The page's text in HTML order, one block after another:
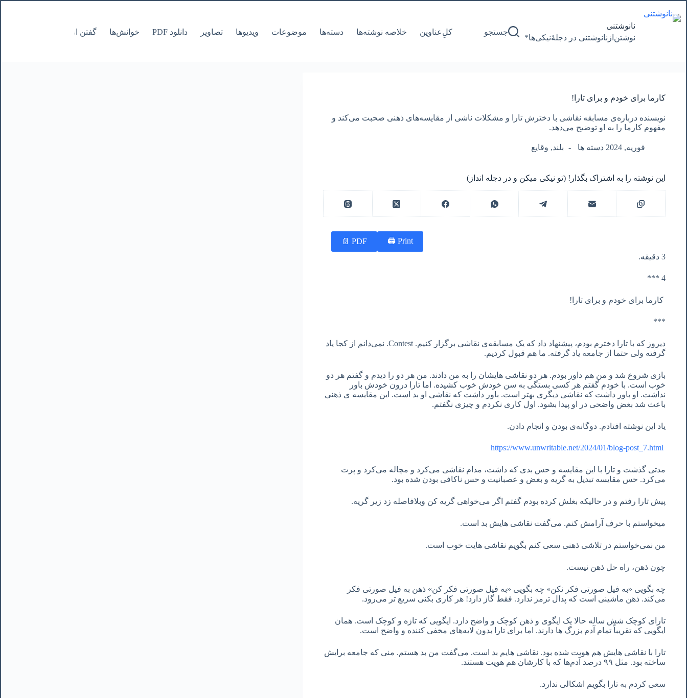
به
محتوا
نانوشتنی
نوشتن‌از‌نانوشتنی‌ در‌ دجلۀنیکی‌ها*
جستجو کل‌ِعناوین خلاصه نوشته‌ها دسته‌ها موضوعات ویدیوها تصاویر دانلود PDF خوانش‌ها گفتن از نانوشتنی
کارما برای خودم و برای تارا!
نویسنده درباره‌ی مسابقه نقاشی با دخترش تارا و مشکلات ناشی از مقایسه‌های ذهنی صحبت می‌کند و
مفهوم کارما را به او توضیح می‌دهد.
فوریه, 2024 دسته ها بلند, وقایع
این نوشته را به اشتراک بگذار! (تو نیکی میکن و در دجله انداز)
Print 🖨
PDF 📄
3 دقیقه.
4 ***
کارما برای خودم و برای تارا!
***
دیروز که با تارا دخترم بودم، پیشنهاد داد که یک مسابقه‌ی نقاشی برگزار کنیم. Contest. نمی‌دانم از کجا یاد
گرفته ولی حتما از جامعه یاد گرفته. ما هم قبول کردیم.
بازی شروع شد و من هم داور بودم. هر دو نقاشی هایشان را به من دادند. من هر دو را دیدم و گفتم هر دو
خوب است. با خودم گفتم هر کسی بستگی به سن خودش خوب کشیده. اما تارا درون خودش باور
نداشت. او باور داشت که نقاشی دیگری بهتر است. باور داشت که نقاشی او بد است. این مقایسه ی ذهنی
باعث شد بغض واضحی در او پیدا بشود. اول کاری نکردم و چیزی نگفتم.
یاد این نوشته افتادم. دوگانه‌ی بودن و انجام دادن.
https://www.unwritable.net/2024/01/blog-post_7.html
مدتی گذشت و تارا با این مقایسه و حس بدی که داشت، مدام نقاشی می‌کرد و مچاله می‌کرد و پرت
می‌کرد. حس مقایسه تبدیل به گریه و بغض و عصبانیت و حس ناکافی بودن شده بود.
پیش تارا رفتم و در حالیکه بغلش کرده بودم گفتم اگر می‌خواهی گریه کن وبلافاصله زد زیر گریه.
میخواستم با حرف آرامش کنم. می‌گفت نقاشی هایش بد است.
من نمی‌خواستم در تلاشی ذهنی سعی کنم بگویم نقاشی هایت خوب است.
چون ذهن، راه حل ذهن نیست.
چه بگویی «به فیل صورتی فکر نکن» چه بگویی «به فیل صورتی فکر کن» ذهن به فیل صورتی فکر
می‌کند. ذهن ماشینی است که پدال ترمز ندارد. فقط گاز دارد! هر کاری بکنی سریع تر می‌رود.
تارای کوچک شش ساله حالا یک ایگوی و ذهن کوچک و واضح دارد. ایگویی که تازه و کوچک است. همان
ایگویی که تقریباً تمام آدم بزرگ ها دارند. اما برای تارا بدون لایه‌های مخفی کننده و واضح است.
تارا با نقاشی هایش هم هویت شده بود. نقاشی هایم بد است. می‌گفت من بد هستم. منی که جامعه برایش
ساخته بود. مثل ٩٩ درصد آدم‌ها که با کارشان هم هویت هستند.
سعی کردم به تارا بگویم اشکالی ندارد.